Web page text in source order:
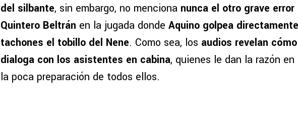
del silbante, sin embargo, no menciona nunca el otro grave
Quintero Beltrán en la jugada donde Aquino golpea
tachones el tobillo del Nene. Como sea, los audios revelan
dialoga con los asistentes en cabina, quienes le dan la razón
la poca preparación de todos ellos.